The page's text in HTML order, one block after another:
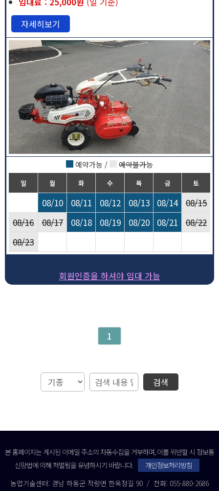
자세히보기
예약가능 / 예약불가능
일 월 화 수 목 금 토
08/10 08/11 08/12 08/13 08/14
08/15
08/16
08/17 08/18 08/19 08/20 08/21
08/22
08/23
회원인증을 하셔야 임대 가능
1
검색
본 홈페이지는 게시된 이메일 주소의 자동수집을 거부하며, 이를 위반할 시 정보통
신망법에 의해 처벌됨을 유념하시기 바랍니다.
개인정보처리방침
농업기술센터: 경남 하동군 적량면 한옥정길 90 / 전화: 055-880-2686